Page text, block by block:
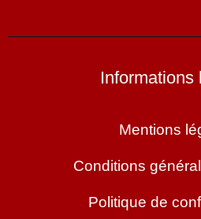
Informations
Mentions
Conditions
Politique de